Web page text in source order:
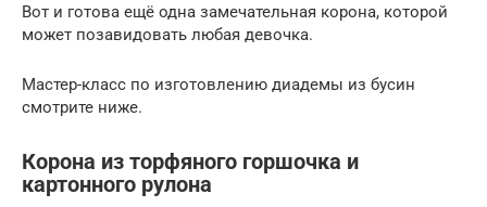
Вот и готова ещё одна замечательная корона, которой
может позавидовать любая девочка.
Мастер-класс по изготовлению диадемы из бусин
смотрите ниже.
Корона из торфяного горшочка и
картонного рулона